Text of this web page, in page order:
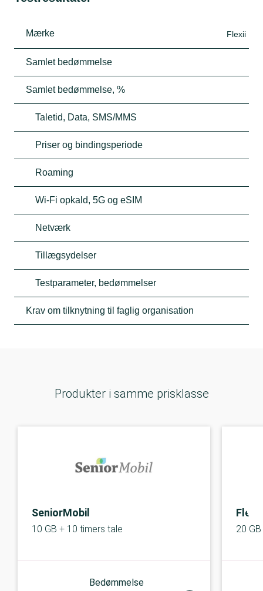
Mærke Flexii
Samlet bedømmelse
Samlet bedømmelse, %
Taletid, Data, SMS/MMS
Priser og bindingsperiode
Roaming
Wi-Fi opkald, 5G og eSIM
Netværk
Tillægsydelser
Testparameter, bedømmelser
Krav om tilknytning til faglig organisation
Produkter i samme prisklasse
SeniorMobil
10 GB + 10 timers tale
Bedømmelse
Flexii
20